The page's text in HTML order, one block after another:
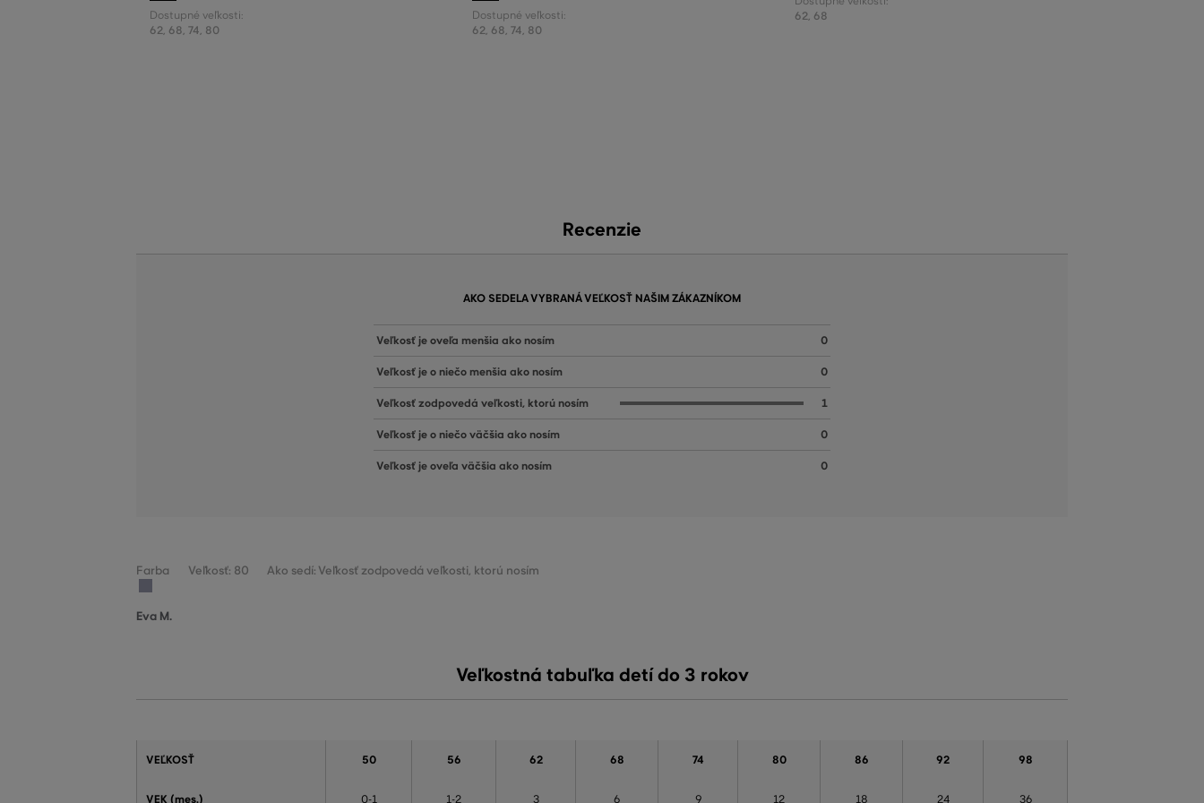
Dostupné veľkosti:
62, 68, 74, 80
Dostupné veľkosti:
62, 68, 74, 80
62, 68
Recenzie
AKO SEDELA VYBRANÁ VEĽKOSŤ NAŠIM ZÁKAZNÍKOM
Veľkosť je oveľa menšia ako nosím 0
Veľkosť je o niečo menšia ako nosím 0
Veľkosť zodpovedá veľkosti, ktorú nosím 1
Veľkosť je o niečo väčšia ako nosím 0
Veľkosť je oveľa väčšia ako nosím 0
Farba Veľkosť: 80 Ako sedí: Veľkosť zodpovedá veľkosti, ktorú nosím
Eva M.
Veľkostná tabuľka detí do 3 rokov
VEĽKOSŤ 50 56 62 68 74 80 86 92 98
VEK (mes.) 0-1 1-2 3 6 9 12 18 24 36